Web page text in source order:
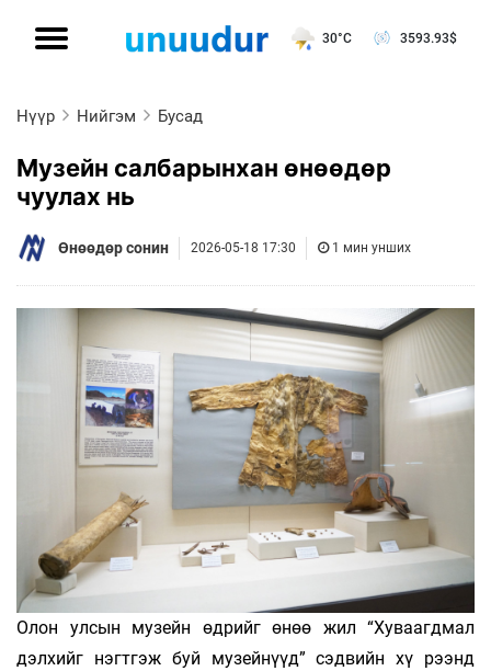
30°C 3593.93$
Нүүр Нийгэм Бусад
Музейн салбарынхан өнөөдөр
чуулах нь
Өнөөдөр сонин 2026-05-18 17:30 1 мин унших
Олон улсын музейн өдрийг өнөө жил “Хуваагдмал
дэлхийг нэгтгэж буй музейнүүд” сэдвийн хү­ рээнд